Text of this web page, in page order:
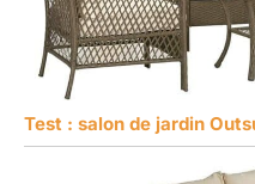
Test : salon de jardin